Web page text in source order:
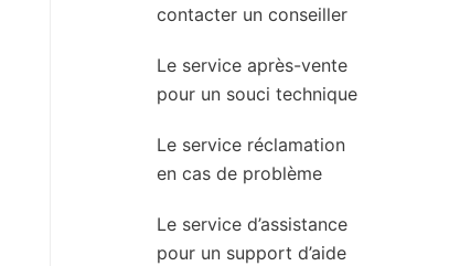
contacter un conseiller
Le service après-vente
pour un souci technique
Le service réclamation
en cas de problème
Le service d’assistance
pour un support d’aide